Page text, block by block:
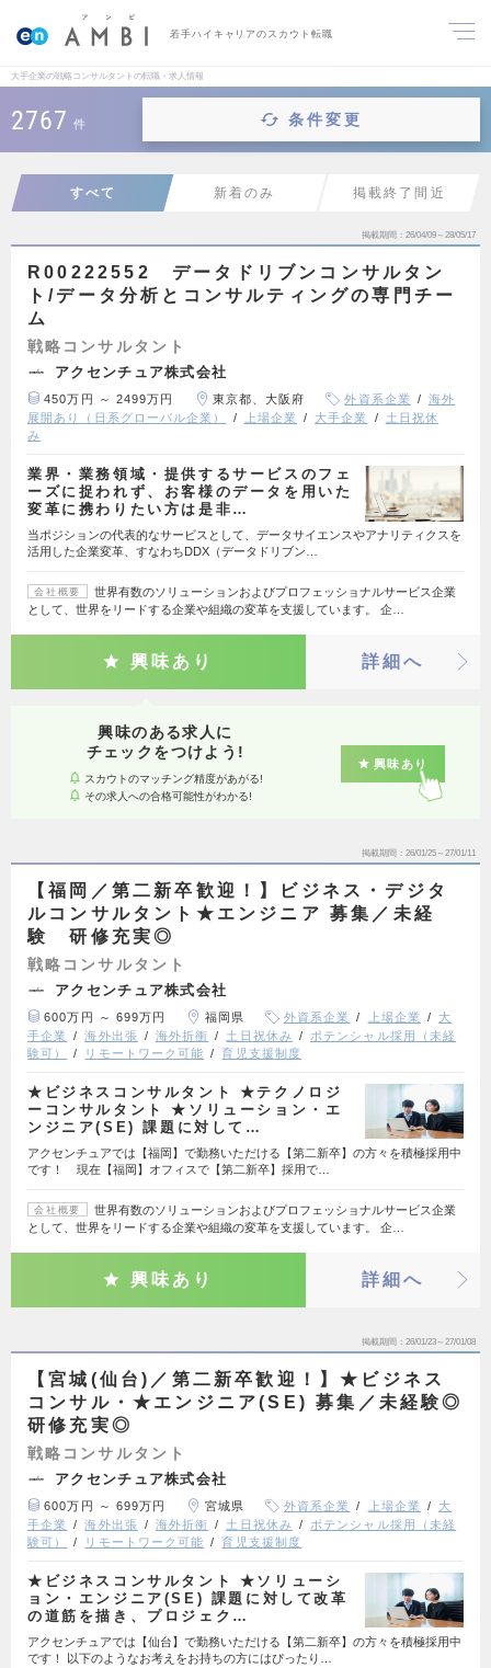
若手ハイキャリアのスカウト転職
大手企業の戦略コンサルタントの転職・求人情報
2767 件 条件変更
すべて 新着のみ 掲載終了間近
掲載期間 26/04/09～28/05/17
R00222552 データドリブンコンサルタン
ト/データ分析とコンサルティングの専門チー
ム
戦略コンサルタント
アクセンチュア株式会社
450万円 ～ 2499万円 東京都、大阪府 外資系企業
海外
展開あり（日系グローバル企業）
上場企業 大手企業
土日祝休
み
業界・業務領域・提供するサービスのフェ
ーズに捉われず、お客様のデータを用いた
変革に携わりたい方は是非…
当ポジションの代表的なサービスとして、データサイエンスやアナリティクスを
活用した企業変革、すなわちDDX（データドリブン…
会社概要
世界有数のソリューションおよびプロフェッショナルサービス企業
として、世界をリードする企業や組織の変革を支援しています。 企…
興味あり 詳細へ
興味のある求人に
チェックをつけよう!
スカウトのマッチング精度があがる!
その求人への合格可能性がわかる!
興味あり
掲載期間 26/01/25～27/01/11
【福岡／第二新卒歓迎！】ビジネス・デジタ
ルコンサルタント★エンジニア 募集／未経
験 研修充実◎
戦略コンサルタント
アクセンチュア株式会社
600万円 ～ 699万円 福岡県 外資系企業 上場企業
大
手企業
海外出張 海外折衝 土日祝休み
ポテンシャル採用（未経
験可）
リモートワーク可能 育児支援制度
★ビジネスコンサルタント ★テクノロジ
ーコンサルタント ★ソリューション・エ
ンジニア(SE) 課題に対して…
アクセンチュアでは【福岡】で勤務いただける【第二新卒】の方々を積極採用中
です！ 現在【福岡】オフィスで【第二新卒】採用で…
会社概要
世界有数のソリューションおよびプロフェッショナルサービス企業
として、世界をリードする企業や組織の変革を支援しています。 企…
興味あり 詳細へ
掲載期間 26/01/23～27/01/08
【宮城(仙台)／第二新卒歓迎！】★ビジネス
コンサル・★エンジニア(SE) 募集／未経験◎
研修充実◎
戦略コンサルタント
アクセンチュア株式会社
600万円 ～ 699万円 宮城県 外資系企業 上場企業
大
手企業
海外出張 海外折衝 土日祝休み
ポテンシャル採用（未経
験可）
リモートワーク可能 育児支援制度
★ビジネスコンサルタント ★ソリューシ
ョン・エンジニア(SE) 課題に対して改革
の道筋を描き、プロジェク…
アクセンチュアでは【仙台】で勤務いただける【第二新卒】の方々を積極採用中
です！ 以下のようなお考えをお持ちの方にはぴったり…